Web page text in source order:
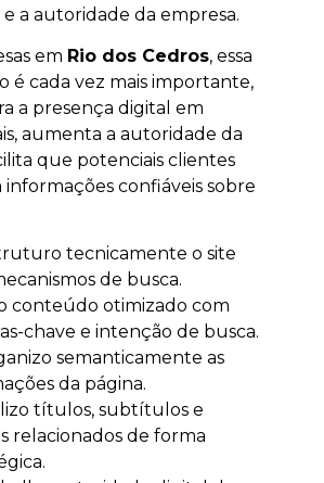
a autoridade da empresa.
em Rio dos Cedros, essa
é cada vez mais importante,
a presença digital em
aumenta a autoridade da
que potenciais clientes
confiáveis sobre
tecnicamente o site
de busca.
conteúdo otimizado com
chave e intenção de busca.
semanticamente as
da página.
títulos, subtítulos e
relacionados de forma